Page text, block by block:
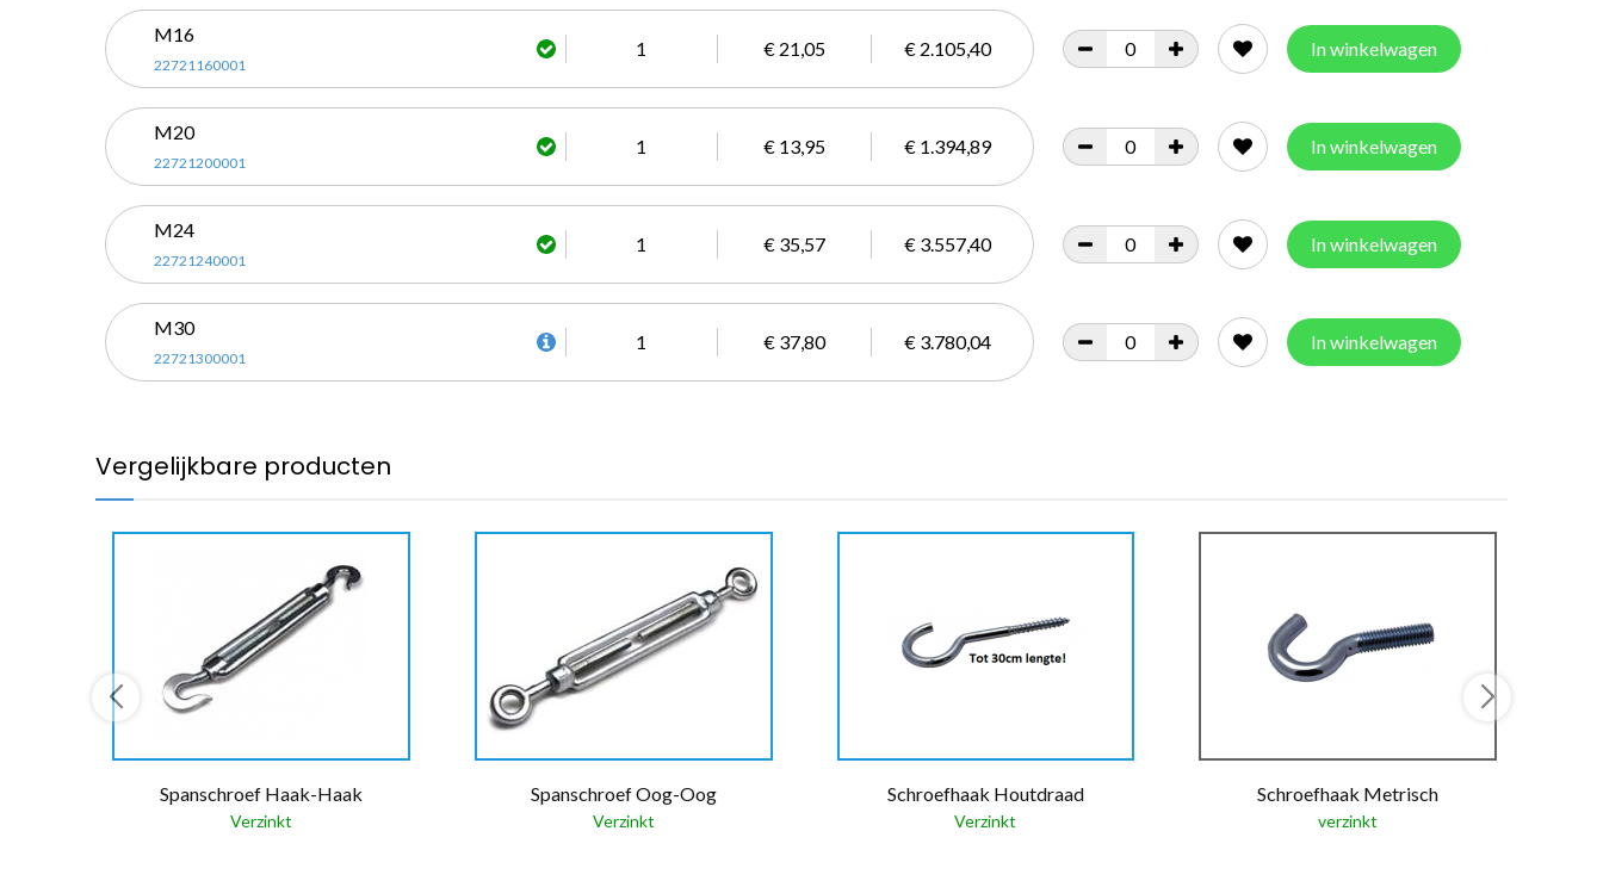
M16
22721160001
1 € 21,05 € 2.105,40 In winkelwagen
M20
22721200001
1 € 13,95 € 1.394,89 In winkelwagen
M24
22721240001
1 € 35,57 € 3.557,40 In winkelwagen
M30
22721300001
1 € 37,80 € 3.780,04 In winkelwagen
Vergelijkbare producten
Spanschroef Haak-Haak
Verzinkt
Spanschroef Oog-Oog
Verzinkt
Schroefhaak Houtdraad
Verzinkt
Schroefhaak Metrisch
verzinkt